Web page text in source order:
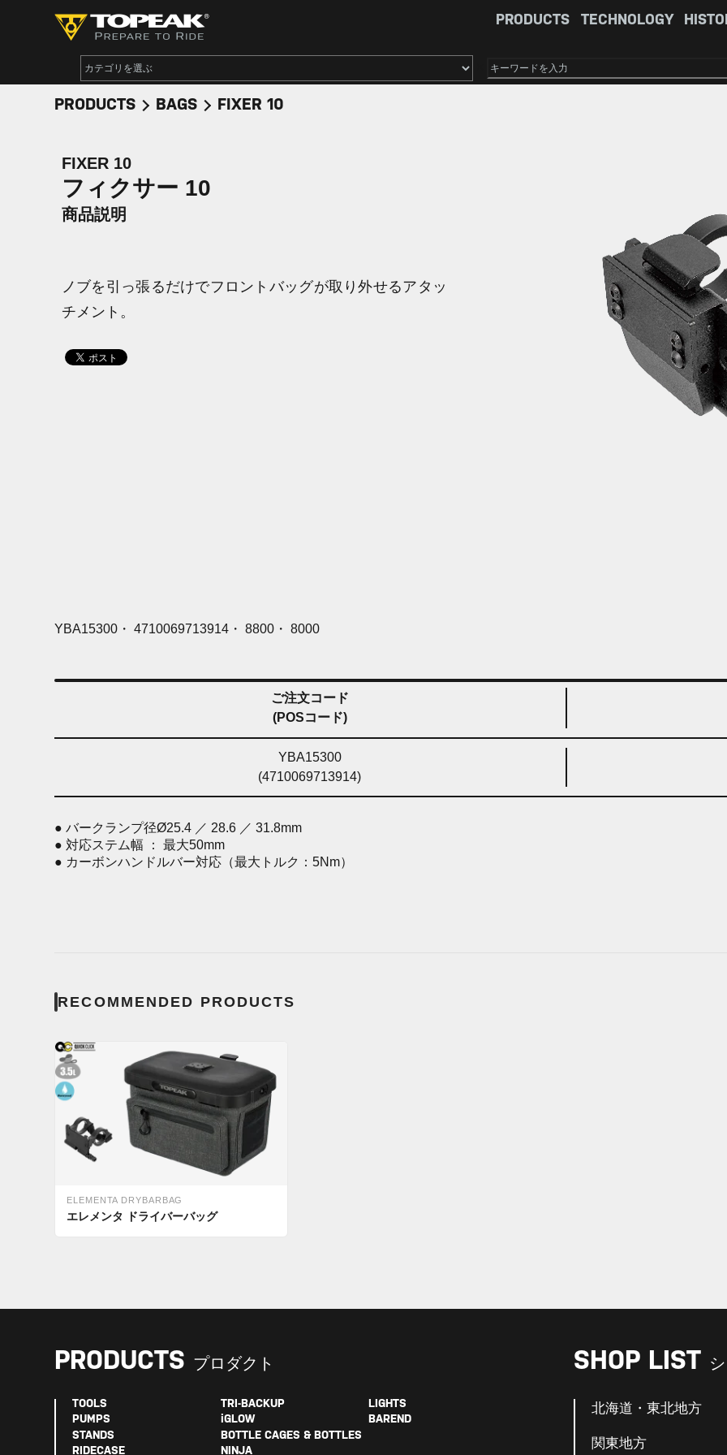
TECHNOLOGY
PRODUCTS
PRODUCTS BAGS FIXER 10
FIXER 10
フィクサー 10
商品説明
ノブを引っ張るだけでフロントバッグが取り外せるアタッ
チメント。
YBA15300・ 4710069713914・ 8800・ 8000
ご注文コード
(POSコード)
YBA15300
(4710069713914)
● バークランプ径Ø25.4 ／ 28.6 ／ 31.8mm
● 対応ステム幅 ： 最大50mm
● カーボンハンドルバー対応（最大トルク：5Nm）
RECOMMENDED PRODUCTS
ELEMENTA DRYBARBAG
エレメンタ ドライバーバッグ
PRODUCTS プロダクト
TOOLS
PUMPS
STANDS
RIDECASE
TRI-BACKUP
iGLOW
BOTTLE CAGES & BOTTLES
NINJA
LIGHTS
BAREND
SHOP LIST
北海道・東北地方
関東地方